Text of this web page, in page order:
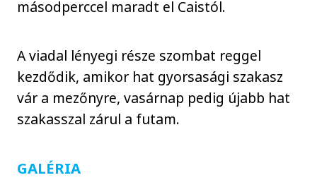
másodperccel maradt el Caistól.
A viadal lényegi része szombat reggel
kezdődik, amikor hat gyorsasági szakasz
vár a mezőnyre, vasárnap pedig újabb hat
szakasszal zárul a futam.
GALÉRIA